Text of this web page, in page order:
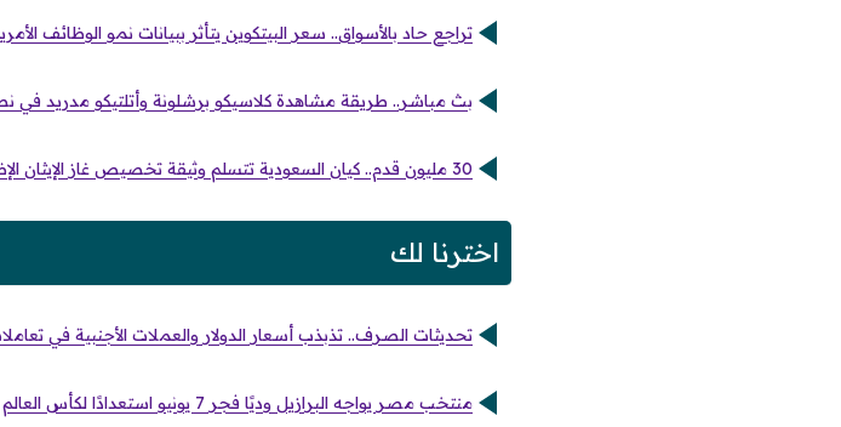
تراجع حاد بالأسواق.. سعر البيتكوين يتأثر ببيانات نمو الوظائف
بث مباشر.. طريقة مشاهدة كلاسيكو برشلونة وأتلتيكو مدريد في
30 مليون قدم.. كيان السعودية تتسلم وثيقة تخصيص غاز الإيثان الإضافي يومياً
اخترنا لك
تحديثات الصرف.. تذبذب أسعار الدولار والعملات الأجنبية في تعاملات
منتخب مصر يواجه البرازيل وديًا فجر 7 يونيو استعدادًا لكأس العالم